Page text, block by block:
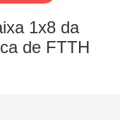
1x8 da
de FTTH